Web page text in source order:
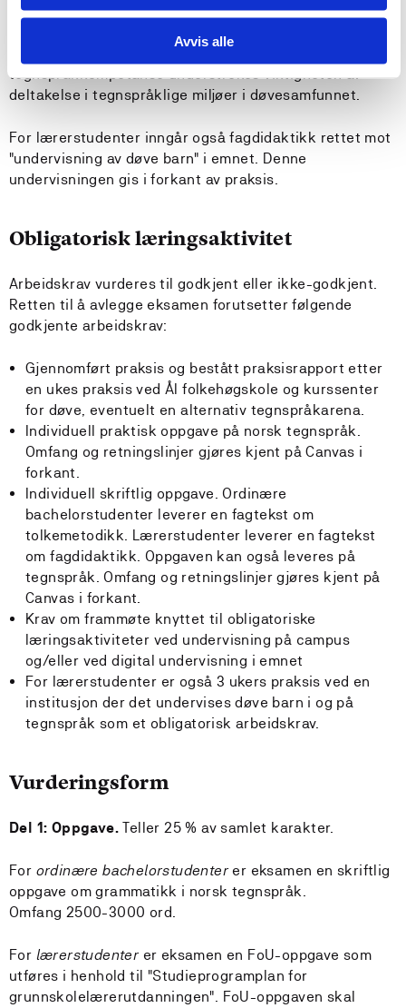
Avvis alle
individuelt i språklaboratorium. Emnet er et
ferdighetsfag som krever mye praktisk språktrening og
tegnspråkkompetanse understrekes viktigheten av
deltakelse i tegnspråklige miljøer i døvesamfunnet.
For lærerstudenter inngår også fagdidaktikk rettet mot
"undervisning av døve barn" i emnet. Denne
undervisningen gis i forkant av praksis.
Obligatorisk læringsaktivitet
Arbeidskrav vurderes til godkjent eller ikke-godkjent.
Retten til å avlegge eksamen forutsetter følgende
godkjente arbeidskrav:
Gjennomført praksis og bestått praksisrapport etter
en ukes praksis ved Ål folkehøgskole og kurssenter
for døve, eventuelt en alternativ tegnspråkarena.
Individuell praktisk oppgave på norsk tegnspråk.
Omfang og retningslinjer gjøres kjent på Canvas i
forkant.
Individuell skriftlig oppgave. Ordinære
bachelorstudenter leverer en fagtekst om
tolkemetodikk. Lærerstudenter leverer en fagtekst
om fagdidaktikk. Oppgaven kan også leveres på
tegnspråk. Omfang og retningslinjer gjøres kjent på
Canvas i forkant.
Krav om frammøte knyttet til obligatoriske
læringsaktiviteter ved undervisning på campus
og/eller ved digital undervisning i emnet
For lærerstudenter er også 3 ukers praksis ved en
institusjon der det undervises døve barn i og på
tegnspråk som et obligatorisk arbeidskrav.
Vurderingsform
Del 1: Oppgave.Teller 25 % av samlet karakter.
For ordinære bachelorstudenterer eksamen en skriftlig
oppgave om grammatikk i norsk tegnspråk.
Omfang 2500-3000 ord.
For lærerstudenterer eksamen en FoU-oppgave som
utføres i henhold til "Studieprogramplan for
grunnskolelærerutdanningen". FoU-oppgaven skal